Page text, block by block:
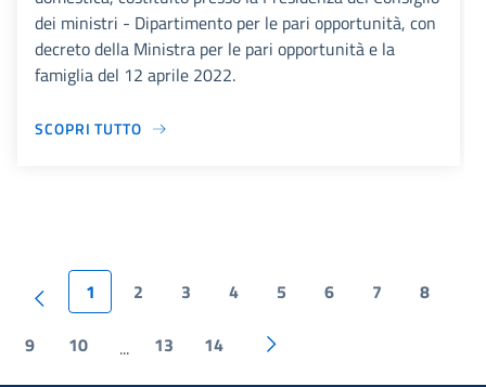
dei ministri - Dipartimento per le pari opportunità, con
decreto della Ministra per le pari opportunità e la
famiglia del 12 aprile 2022.
SCOPRI TUTTO
1 2 3 4 5 6 7 8
9 10 ... 13 14